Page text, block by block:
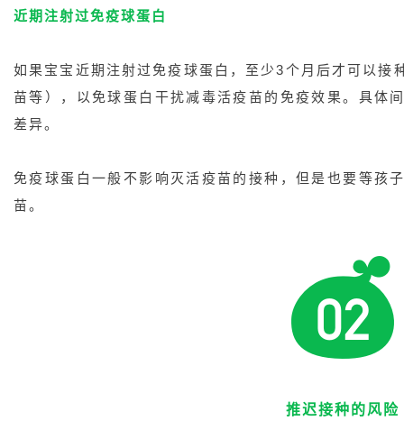
近期注射过免疫球蛋白
如果宝宝近期注射过免疫球蛋白，至少3个月后才可以接
苗等），以免球蛋白干扰减毒活疫苗的免疫效果。具体
差异。
免疫球蛋白一般不影响灭活疫苗的接种，但是也要等孩
苗。
推迟接种的风险